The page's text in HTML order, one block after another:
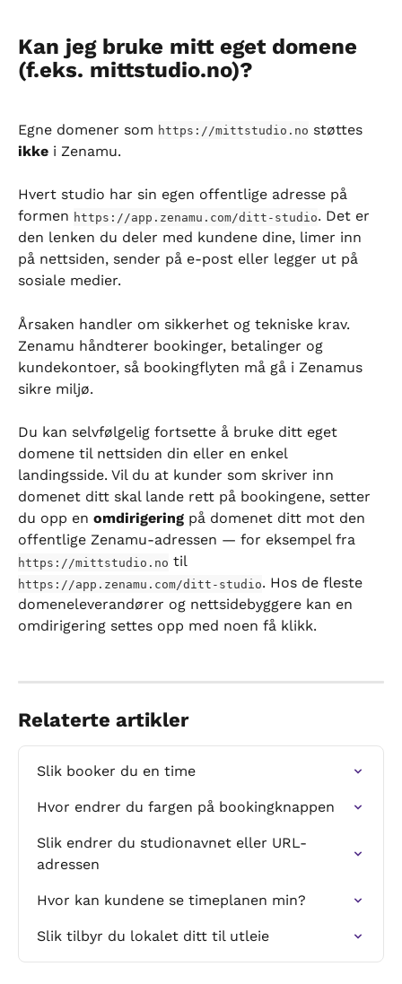
Kan jeg bruke mitt eget domene
(f.eks. mittstudio.no)?
Egne domener som https://mittstudio.no støttes
ikke i Zenamu.
Hvert studio har sin egen offentlige adresse på
formen https://app.zenamu.com/ditt-studio. Det er
den lenken du deler med kundene dine, limer inn
på nettsiden, sender på e-post eller legger ut på
sosiale medier.
Årsaken handler om sikkerhet og tekniske krav.
Zenamu håndterer bookinger, betalinger og
kundekontoer, så bookingflyten må gå i Zenamus
sikre miljø.
Du kan selvfølgelig fortsette å bruke ditt eget
domene til nettsiden din eller en enkel
landingsside. Vil du at kunder som skriver inn
domenet ditt skal lande rett på bookingene, setter
du opp en omdirigering på domenet ditt mot den
offentlige Zenamu-adressen — for eksempel fra
https://mittstudio.no til
https://app.zenamu.com/ditt-studio. Hos de fleste
domeneleverandører og nettsidebyggere kan en
omdirigering settes opp med noen få klikk.
Relaterte artikler
Slik booker du en time
Hvor endrer du fargen på bookingknappen
Slik endrer du studionavnet eller URL-
adressen
Hvor kan kundene se timeplanen min?
Slik tilbyr du lokalet ditt til utleie